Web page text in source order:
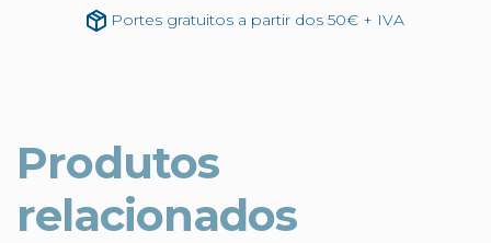
Portes gratuitos a partir dos 50€ + IVA
Produtos
relacionados